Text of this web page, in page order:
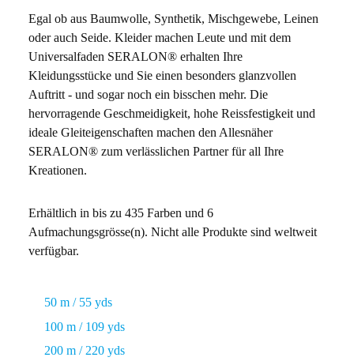
Egal ob aus Baumwolle, Synthetik, Mischgewebe, Leinen
oder auch Seide. Kleider machen Leute und mit dem
Universalfaden SERALON® erhalten Ihre
Kleidungsstücke und Sie einen besonders glanzvollen
Auftritt - und sogar noch ein bisschen mehr. Die
hervorragende Geschmeidigkeit, hohe Reissfestigkeit und
ideale Gleiteigenschaften machen den Allesnäher
SERALON® zum verlässlichen Partner für all Ihre
Kreationen.
Erhältlich in bis zu 435 Farben und 6
Aufmachungsgrösse(n). Nicht alle Produkte sind weltweit
verfügbar.
50 m / 55 yds
100 m / 109 yds
200 m / 220 yds